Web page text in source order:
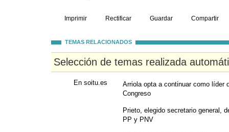
Imprimir Rectificar Guardar Compartir
TEMAS RELACIONADOS
Selección de temas realizada
En soitu.es
Arriola opta a continuar como líder
Congreso
Prieto, elegido secretario general,
PP y PNV